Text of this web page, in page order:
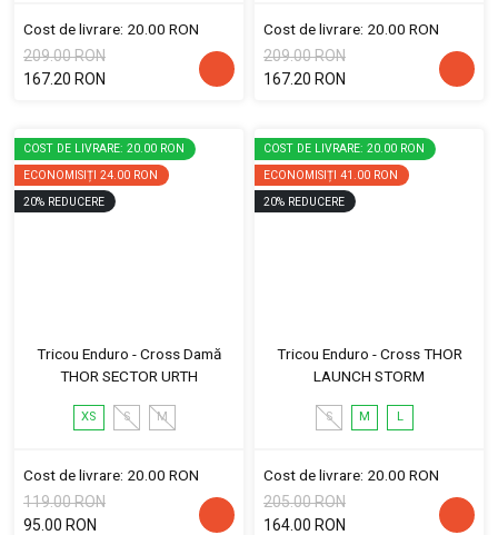
Cost de livrare: 20.00 RON
209.00 RON
167.20 RON
Cost de livrare: 20.00 RON
209.00 RON
167.20 RON
COST DE LIVRARE: 20.00 RON
ECONOMISIȚI 24.00 RON
20% REDUCERE
Tricou Enduro - Cross Damă
THOR SECTOR URTH
XS S M
Cost de livrare: 20.00 RON
119.00 RON
95.00 RON
COST DE LIVRARE: 20.00 RON
ECONOMISIȚI 41.00 RON
20% REDUCERE
Tricou Enduro - Cross THOR
LAUNCH STORM
S M L
Cost de livrare: 20.00 RON
205.00 RON
164.00 RON